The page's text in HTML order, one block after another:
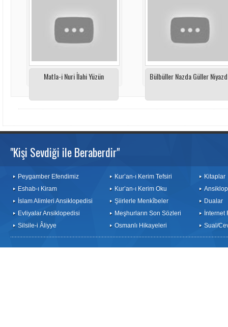
Matla-i Nuri İlahi Yüzün Bülbüller Nazda Güller
"Kişi Sevdiği ile Beraberdir"
Peygamber Efendimiz
Eshab-ı Kiram
İslam Alimleri Ansiklopedisi
Evliyalar Ansiklopedisi
Silsile-i Âliyye
Kur’an-ı Kerim Tefsiri
Kur’an-ı Kerim Oku
Şiirlerle Menkîbeler
Meşhurların Son Sözleri
Osmanlı Hikayeleri
Kitaplar
Dualar
İnternet
Sual/